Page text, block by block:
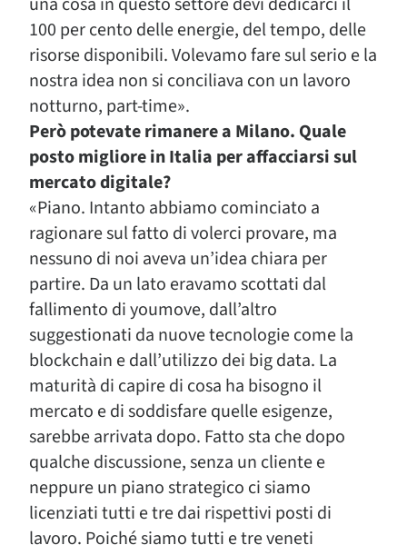
100 per cento delle energie, del tempo, delle
risorse disponibili. Volevamo fare sul serio e la
nostra idea non si conciliava con un lavoro
notturno, part-time».
Però potevate rimanere a Milano. Quale
posto migliore in Italia per affacciarsi sul
mercato digitale?
«Piano. Intanto abbiamo cominciato a
ragionare sul fatto di volerci provare, ma
nessuno di noi aveva un’idea chiara per
partire. Da un lato eravamo scottati dal
fallimento di youmove, dall’altro
suggestionati da nuove tecnologie come la
blockchain e dall’utilizzo dei big data. La
maturità di capire di cosa ha bisogno il
mercato e di soddisfare quelle esigenze,
sarebbe arrivata dopo. Fatto sta che dopo
qualche discussione, senza un cliente e
neppure un piano strategico ci siamo
licenziati tutti e tre dai rispettivi posti di
lavoro. Poiché siamo tutti e tre veneti